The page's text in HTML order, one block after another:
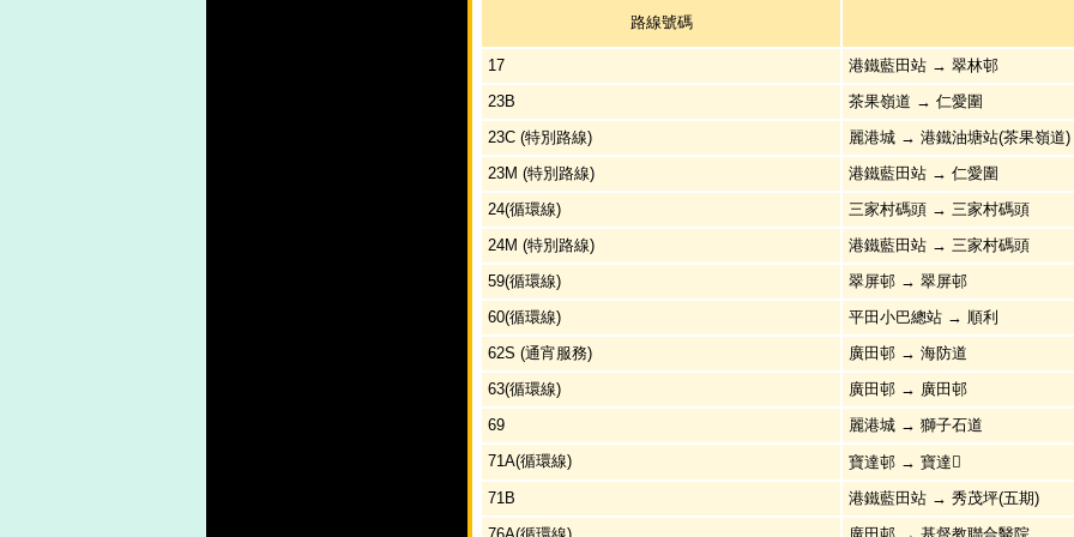
路線號碼
17
港鐵藍田站 → 翠林邨
23B
茶果嶺道 → 仁愛圍
23C (特別路線)
麗港城 → 港鐵油塘站(茶果嶺道)
23M (特別路線)
港鐵藍田站 → 仁愛圍
24(循環線)
三家村碼頭 → 三家村碼頭
24M (特別路線)
港鐵藍田站 → 三家村碼頭
59(循環線)
翠屏邨 → 翠屏邨
60(循環線)
平田小巴總站 → 順利
62S (通宵服務)
廣田邨 → 海防道
63(循環線)
廣田邨 → 廣田邨
69
麗港城 → 獅子石道
71A(循環線)
寶達邨 → 寶達
71B
港鐵藍田站 → 秀茂坪(五期)